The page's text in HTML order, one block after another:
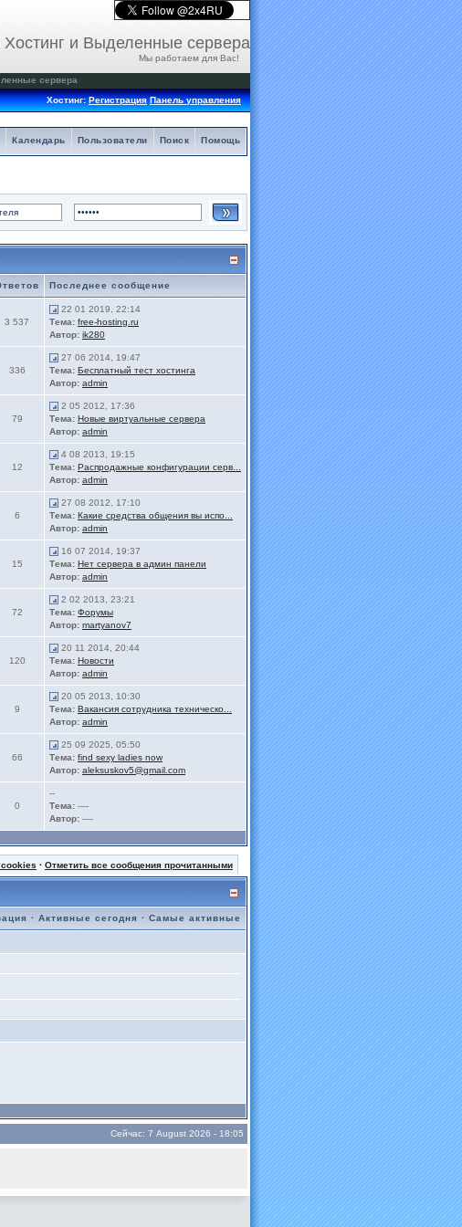
Хостинг и Выделенные сервера
Мы работаем для Вас!
сервера
Хостинг:Регистрация Панель управления
Помощь
Поиск
Пользователи
Календарь
Последнее сообщение
3 537
22 01 2019, 22:14
Тема: free-hosting.ru
Автор: ik280
336
27 06 2014, 19:47
Тема: Бесплатный тест хостинга
Автор: admin
79
2 05 2012, 17:36
Тема: Новые виртуальные сервера
Автор: admin
12
4 08 2013, 19:15
Тема: Распродажные конфигурации серв...
Автор: admin
6
27 08 2012, 17:10
Тема: Какие средства общения вы испо...
Автор: admin
15
16 07 2014, 19:37
Тема: Нет сервера в админ панели
Автор: admin
72
2 02 2013, 23:21
Тема: Форумы
Автор: martyanov7
120
20 11 2014, 20:44
Тема: Новости
Автор: admin
9
20 05 2013, 10:30
Тема: Вакансия сотрудника техническо...
Автор: admin
66
25 09 2025, 05:50
Тема: find sexy ladies now
Автор: aleksuskov5@gmail.com
0
--
Тема: ----
Автор: ----
· Отметить все сообщения прочитанными
· Активные сегодня · Самые активные
Сейчас: 7 August 2026 - 18:05